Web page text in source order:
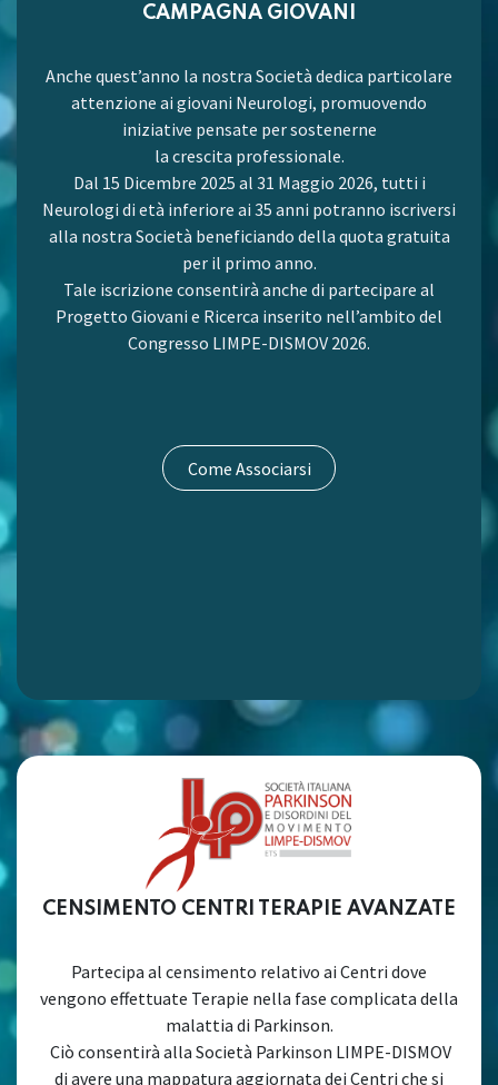
CAMPAGNA GIOVANI
Anche quest’anno la nostra Società dedica particolare
attenzione ai giovani Neurologi, promuovendo
iniziative pensate per sostenerne
la crescita professionale.
Dal 15 Dicembre 2025 al 31 Maggio 2026, tutti i
Neurologi di età inferiore ai 35 anni potranno iscriversi
alla nostra Società beneficiando della quota gratuita
per il primo anno.
Tale iscrizione consentirà anche di partecipare al
Progetto Giovani e Ricerca inserito nell’ambito del
Congresso LIMPE-DISMOV 2026.
Come Associarsi
CENSIMENTO CENTRI TERAPIE AVANZATE
Partecipa al censimento relativo ai Centri dove
vengono effettuate Terapie nella fase complicata della
malattia di Parkinson.
Ciò consentirà alla Società Parkinson LIMPE-DISMOV
di avere una mappatura aggiornata dei Centri che si